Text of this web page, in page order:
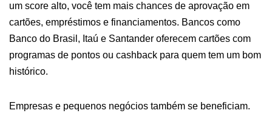
um score alto, você tem mais chances de aprovação em
cartões, empréstimos e financiamentos. Bancos como
Banco do Brasil, Itaú e Santander oferecem cartões com
programas de pontos ou cashback para quem tem um bom
histórico.
Empresas e pequenos negócios também se beneficiam.